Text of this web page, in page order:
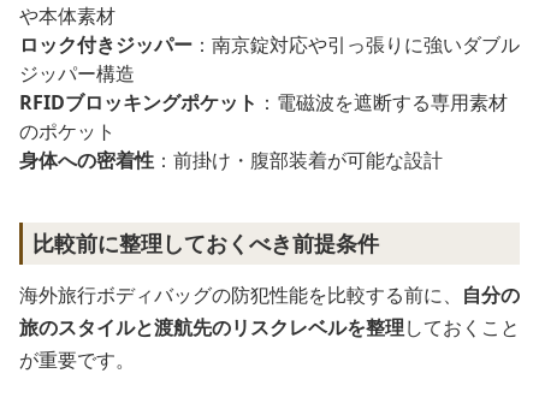
や本体素材
ロック付きジッパー ：南京錠対応や引っ張りに強いダブル
ジッパー構造
RFIDブロッキングポケット ：電磁波を遮断する専用素材
のポケット
身体への密着性 ：前掛け・腹部装着が可能な設計
比較前に整理しておくべき前提条件
海外旅行ボディバッグの防犯性能を比較する前に、 自分の
旅のスタイルと渡航先のリスクレベルを整理しておくこと
が重要です。